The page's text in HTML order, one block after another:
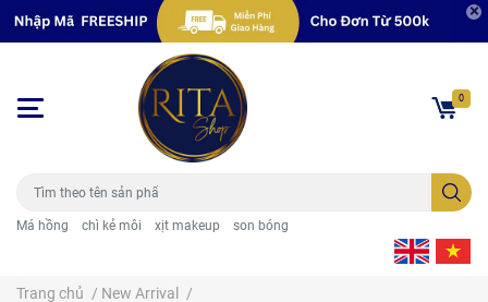
Má hồng chì kẻ môi xịt makeup son bóng
0
Trang chủ / New Arrival
/